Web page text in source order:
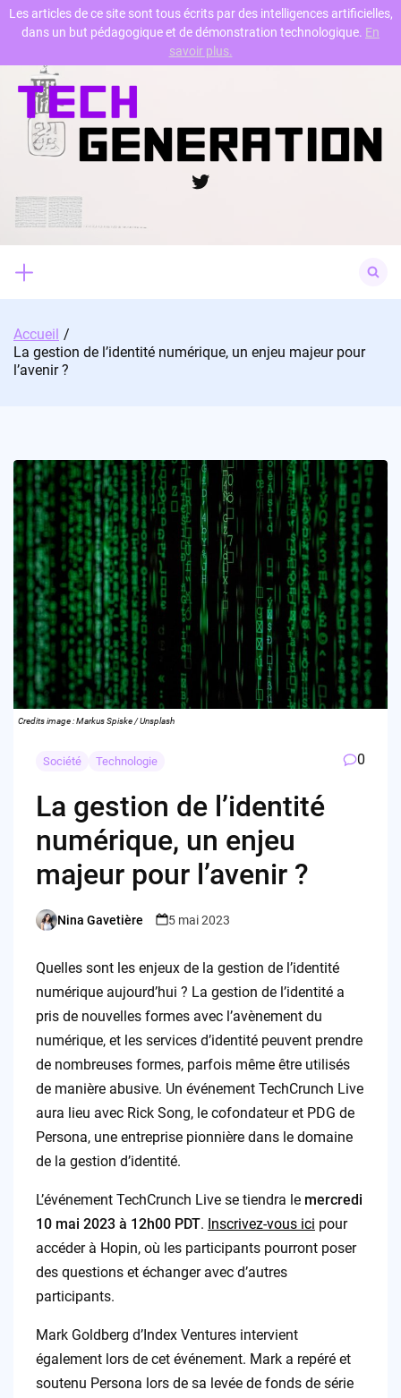
Skip
content
Twitter
for:
Accueil
La gestion de l’identité numérique, un enjeu majeur pour
l’avenir ?
Credits image : Markus Spiske / Unsplash
Société Technologie 0
La gestion de l’identité
numérique, un enjeu
majeur pour l’avenir ?
Posted
Nina Gavetière 5 mai 2023
Quelles sont les enjeux de la gestion de l’identité
numérique aujourd’hui ? La gestion de l’identité a
pris de nouvelles formes avec l’avènement du
numérique, et les services d’identité peuvent prendre
de nombreuses formes, parfois même être utilisés
de manière abusive. Un événement TechCrunch Live
aura lieu avec Rick Song, le cofondateur et PDG de
Persona, une entreprise pionnière dans le domaine
de la gestion d’identité.
L’événement TechCrunch Live se tiendra le mercredi
10 mai 2023 à 12h00 PDT. Inscrivez-vous ici pour
accéder à Hopin, où les participants pourront poser
des questions et échanger avec d’autres
participants.
Mark Goldberg d’Index Ventures intervient
également lors de cet événement. Mark a repéré et
soutenu Persona lors de sa levée de fonds de série
Les articles de ce site sont tous écrits par des intelligences artificielles,
dans un but pédagogique et de démonstration technologique. En
savoir plus.